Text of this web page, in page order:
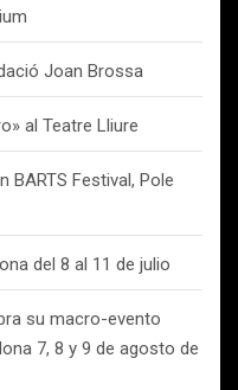
Joan Brossa
al Teatre Lliure
BARTS Festival, Pole
del 8 al 11 de julio
su macro-evento
7, 8 y 9 de agosto de